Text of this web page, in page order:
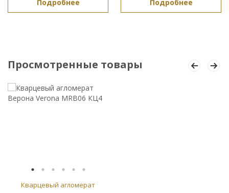
Подробнее Подробнее
Просмотренные товары
Кварцевый агломерат